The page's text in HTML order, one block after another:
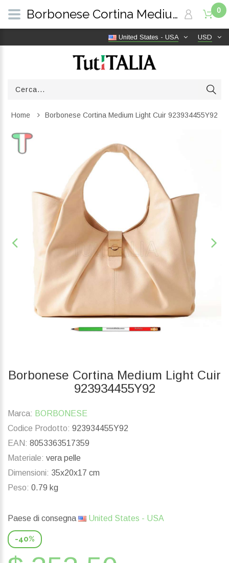
USD
United States - USA
0
Home Borbonese Cortina Medium Light Cuir 923934455Y92
Borbonese Cortina Medium Light Cuir
923934455Y92
Marca: BORBONESE
Codice Prodotto: 923934455Y92
EAN: 8053363517359
Materiale: vera pelle
Dimensioni: 35x20x17 cm
Peso: 0.79 kg
Paese di consegna United States - USA
-40%
Borbonese Cortina Medium Light Cuir 923934455Y92 | TutITALIA